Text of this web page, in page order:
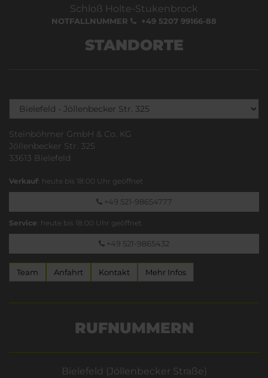
Schloß Holte-Stukenbrock
NOTFALLNUMMER +49 5207 99166-88
STANDORTE
Steinböhmer GmbH & Co. KG
Jöllenbecker Str. 325
33613 Bielefeld
Verkauf: heute bis 18:00 Uhr geöffnet
+49 521-98654777
Service: heute bis 18:00 Uhr geöffnet
+49 521-9865432
Team Anfahrt Kontakt Mehr Infos
RUFNUMMERN
Bielefeld (Jöllenbecker Straße)